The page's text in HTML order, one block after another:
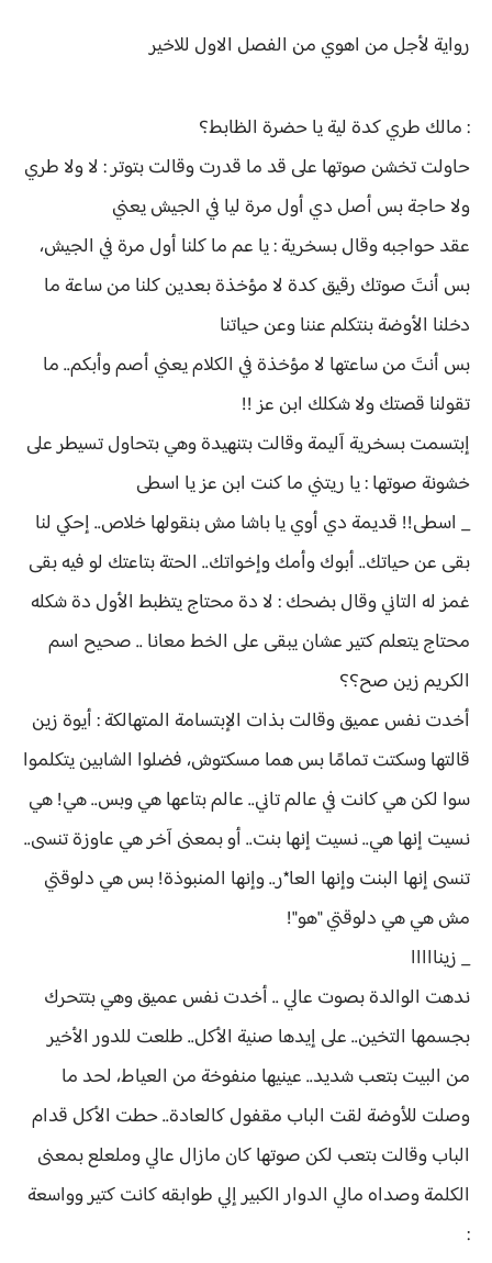
رواية لأجل من اهوي من الفصل الاول للاخير
: مالك طري كدة لية يا حضرة الظابط؟
حاولت تخشن صوتها على قد ما قدرت وقالت بتوتر : لا ولا طري
ولا حاجة بس أصل دي أول مرة ليا في الجيش يعني
عقد حواجبه وقال بسخرية : يا عم ما كلنا أول مرة في الجيش،
بس أنتَ صوتك رقيق كدة لا مؤخذة بعدين كلنا من ساعة ما
دخلنا الأوضة بنتكلم عننا وعن حياتنا
بس أنتَ من ساعتها لا مؤخذة في الكلام يعني أصم وأبكم.. ما
تقولنا قصتك ولا شكلك ابن عز !!
إبتسمت بسخرية آليمة وقالت بتنهيدة وهي بتحاول تسيطر على
خشونة صوتها : يا ريتني ما كنت ابن عز يا اسطى
_ اسطى!! قديمة دي أوي يا باشا مش بنقولها خلاص.. إحكي لنا
بقى عن حياتك.. أبوك وأمك وإخواتك.. الحتة بتاعتك لو فيه بقى
غمز له التاني وقال بضحك : لا دة محتاج يتظبط الأول دة شكله
محتاج يتعلم كتير عشان يبقى على الخط معانا .. صحيح اسم
الكريم زين صح؟؟
أخدت نفس عميق وقالت بذات الإبتسامة المتهالكة : أيوة زين
قالتها وسكتت تمامًا بس هما مسكتوش، فضلوا الشابين يتكلموا
سوا لكن هي كانت في عالم تاني.. عالم بتاعها هي وبس.. هي! هي
نسيت إنها هي.. نسيت إنها بنت.. أو بمعنى آخر هي عاوزة تنسى..
تنسى إنها البنت وإنها العا*ر.. وإنها المنبوذة! بس هي دلوقتي
مش هي هي دلوقتي "هو"!
_ زينااااا
ندهت الوالدة بصوت عالي .. أخدت نفس عميق وهي بتتحرك
بجسمها التخين.. على إيدها صنية الأكل.. طلعت للدور الأخير
من البيت بتعب شديد.. عينيها منفوخة من العياط، لحد ما
وصلت للأوضة لقت الباب مقفول كالعادة.. حطت الأكل قدام
الباب وقالت بتعب لكن صوتها كان مازال عالي وملعلع بمعنى
الكلمة وصداه مالي الدوار الكبير إلي طوابقه كانت كتير وواسعة
: